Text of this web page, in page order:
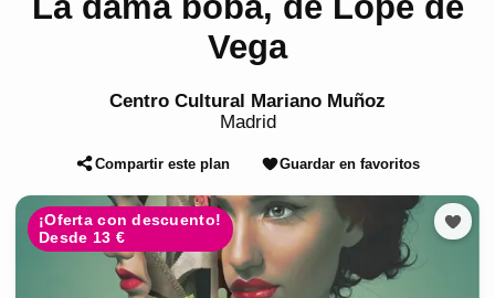
Vega
Centro Cultural Mariano Muñoz
Madrid
Compartir este plan Guardar en favoritos
¡Oferta con descuento!
Desde 13 €